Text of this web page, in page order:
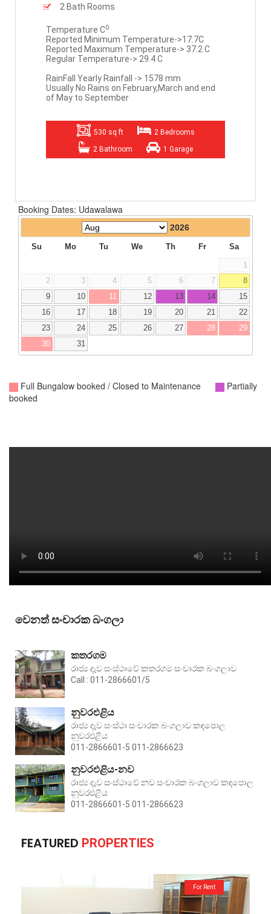
2 Bath Rooms
Temperature C0
Reported Minimum Temperature->17.7C
Reported Maximum Temperature-> 37.2 C
Regular Temperature-> 29.4 C
RainFall Yearly Rainfall -> 1578 mm
Usually No Rains on February,March and end
of May to September
530 sq ft
2 Bedrooms
2 Bathroom
1 Garage
වෙනත් සංචාරක බංගලා
කතරගම
රාජ්‍ය දැව සංස්ථාවේ කතරගම සංචාරක බංගලාව
Call : 011-2866601/5
නුවරඑළිය
රාජ්‍ය දැව සංස්ථා සංචාරක බංගලාව කඳපොල
නුවරඑළිය
011-2866601-5 011-2866623
නුවරඑළිය-නව
රාජ්‍ය දැව සංස්ථාවේ නව සංචාරක බංගලාව කඳපොල
නුවරඑළිය
011-2866601-5 011-2866623
FEATURED PROPERTIES
For Rent